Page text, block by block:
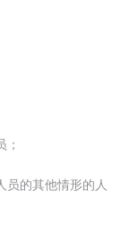
员的其他情形的人